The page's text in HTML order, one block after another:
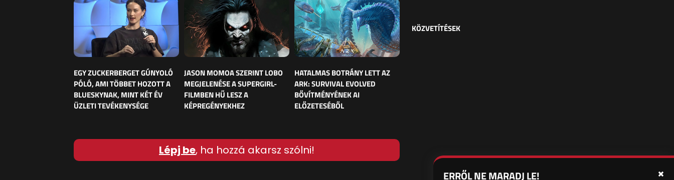
EGY ZUCKERBERGET GÚNYOLÓ
PÓLÓ, AMI TÖBBET HOZOTT A
BLUESKYNAK, MINT KÉT ÉV
ÜZLETI TEVÉKENYSÉGE
JASON MOMOA SZERINT LOBO
MEGJELENÉSE A SUPERGIRL-
FILMBEN HŰ LESZ A
KÉPREGÉNYEKHEZ
HATALMAS BOTRÁNY LETT AZ
ARK: SURVIVAL EVOLVED
BŐVÍTMÉNYÉNEK AI
ELŐZETESÉBŐL
Lépj be, ha hozzá akarsz szólni!
KÖZVETÍTÉSEK
ERRŐL NE MARADJ LE!